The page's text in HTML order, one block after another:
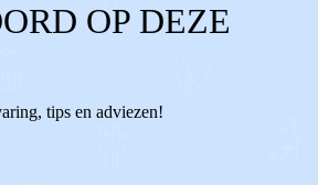
OP DEZE
tips en adviezen!